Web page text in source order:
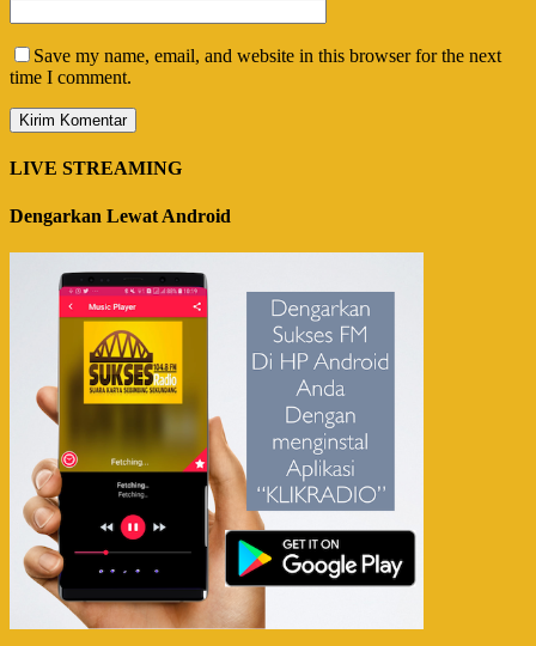
Save my name, email, and website in this browser for the next
time I comment.
LIVE STREAMING
Dengarkan Lewat Android